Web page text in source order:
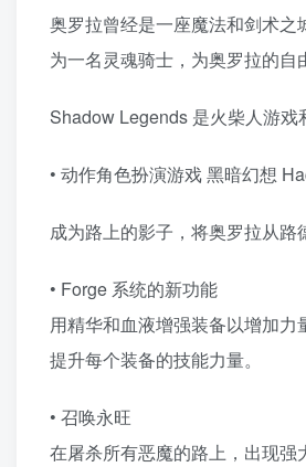
奥罗拉曾经是一座魔法和剑术
为一名灵魂骑士，为奥罗拉的自
Shadow Legends 是火柴人游
• 动作角色扮演游戏 黑暗幻想
成为路上的影子，将奥罗拉从路
• Forge 系统的新功能
用精华和血液增强装备以增加
提升每个装备的技能力量。
• 召唤永旺
在屠杀所有恶魔的路上，出现强